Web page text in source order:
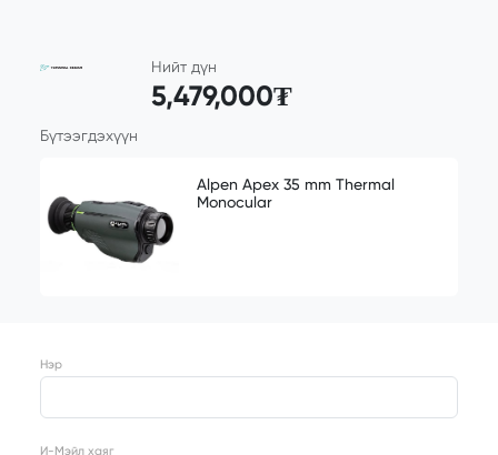
Нийт дүн
5,479,000₮
Бүтээгдэхүүн
Alpen Apex 35 mm Thermal
Monocular
Нэр
И-Мэйл хаяг